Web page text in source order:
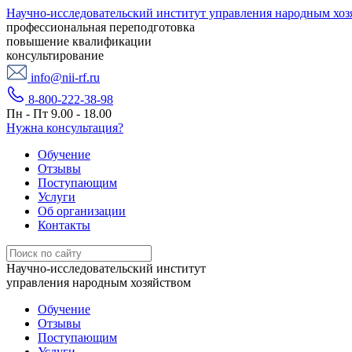
Научно-исследовательский институт управления народным
профессиональная переподготовка
повышение квалификации
консультирование
info@nii-rf.ru
8-800-222-38-98
Пн - Пт 9.00 - 18.00
Нужна консультация?
Обучение
Отзывы
Поступающим
Услуги
Об организации
Контакты
Научно-исследовательский институт
управления народным хозяйством
Обучение
Отзывы
Поступающим